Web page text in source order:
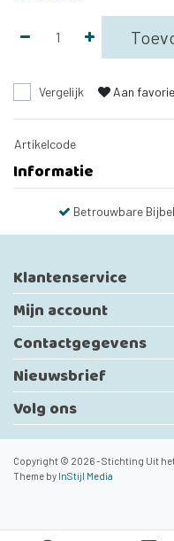
Vergelijk Aan
Artikelcode
Informatie
Betrouwbare
Klantenservice
Mijn account
Contactgegevens
Nieuwsbrief
Volg ons
Copyright © 2026 - Stichting Uit
Theme by InStijl Media